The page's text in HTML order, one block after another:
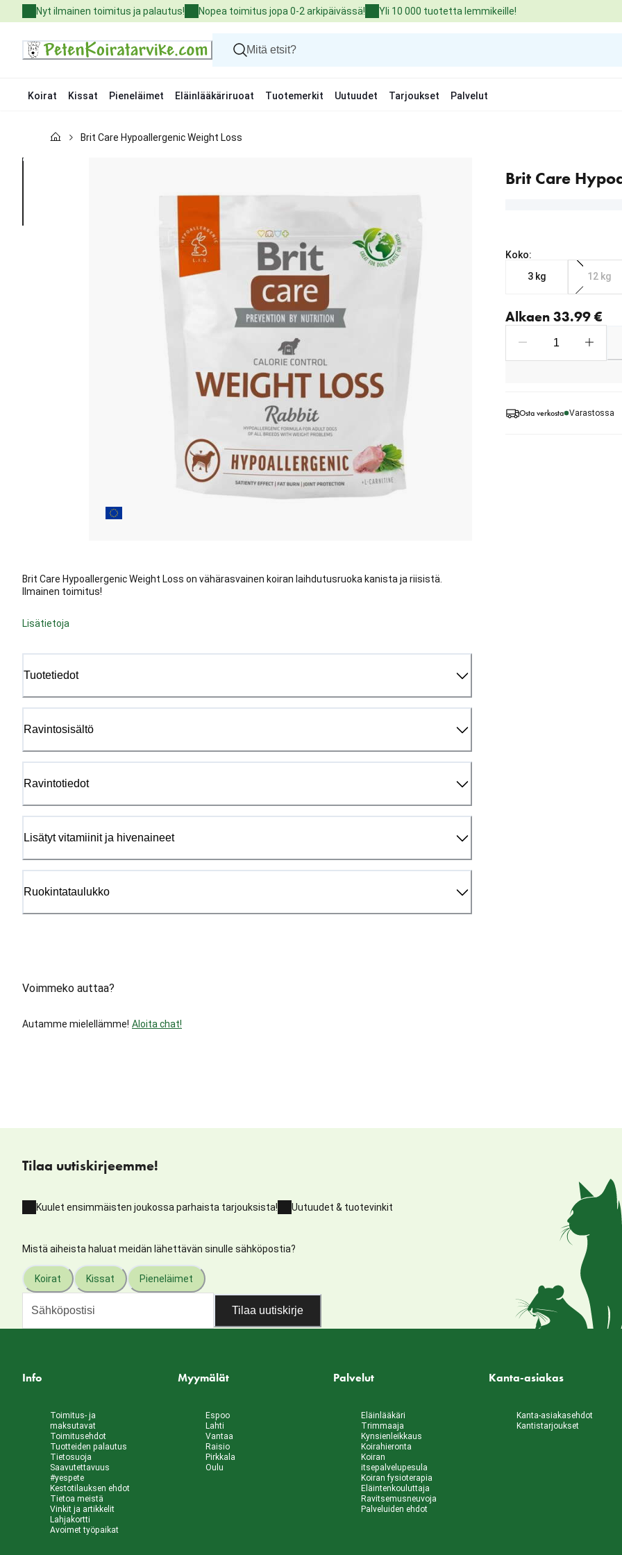
to
Nyt ilmainen toimitus ja palautus! Nopea toimitus jopa 0-2 arkipäivässä! Yli 10 000 tuotetta lemmikeille!
Koirat Kissat Pieneläimet Eläinlääkäriruoat Tuotemerkit Uutuudet Tarjoukset Palvelut
Kissat
Brit Care Hypoallergenic Weight Loss
Brit Care
Brit Care Hypoallergenic Weight Loss on vähärasvainen koiran laihdutusruoka kanista ja riisistä.
Ilmainen toimitus!
Lisätietoja
Tuotetiedot
Ravintosisältö
Ravintotiedot
Lisätyt vitamiinit ja hivenaineet
Ruokintataulukko
Voimmeko auttaa?
Autamme mielellämme! Aloita chat!
Koko:
3 kg
12 kg
Alkaen 33.99 €
Osta verkosta Varastossa
Tilaa uutiskirjeemme!
Kuulet ensimmäisten joukossa parhaista tarjouksista! Uutuudet & tuotevinkit
Mistä aiheista haluat meidän lähettävän sinulle sähköpostia?
Koirat Kissat Pieneläimet
Tilaa uutiskirje
Info
Toimitus- ja
maksutavat
Toimitusehdot
Tuotteiden palautus
Tietosuoja
Saavutettavuus
#yespete
Kestotilauksen ehdot
Tietoa meistä
Vinkit ja artikkelit
Lahjakortti
Avoimet työpaikat
Myymälät
Espoo
Lahti
Vantaa
Raisio
Pirkkala
Oulu
Palvelut
Eläinlääkäri
Trimmaaja
Kynsienleikkaus
Koirahieronta
Koiran
itsepalvelupesula
Koiran fysioterapia
Eläintenkouluttaja
Ravitsemusneuvoja
Palveluiden ehdot
Kanta-asiakas
Kanta-asiakasehdot
Kantistarjoukset